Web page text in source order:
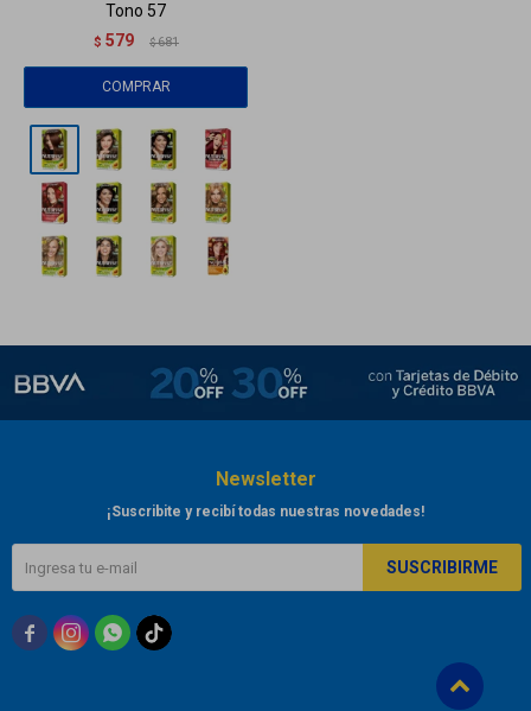
Tono 57
$ 579 $ 681
Newsletter
¡Suscribite y recibí todas nuestras novedades!
SUSCRIBIRME
  